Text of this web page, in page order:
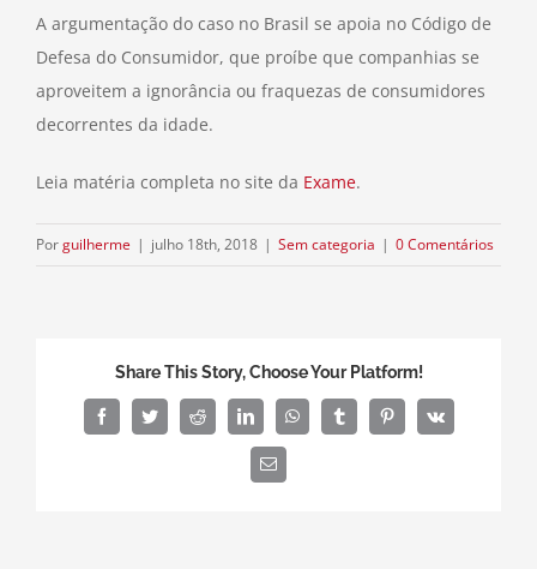
A argumentação do caso no Brasil se apoia no Código de
Defesa do Consumidor, que proíbe que companhias se
aproveitem a ignorância ou fraquezas de consumidores
decorrentes da idade.
Leia matéria completa no site da Exame.
Porguilherme | julho 18th, 2018 | Sem categoria | 0 Comentários
Share This Story, Choose Your Platform!
FacebookTwitterReddit LinkedInWhatsAppTumblrPinterest
Vk
E-
mail